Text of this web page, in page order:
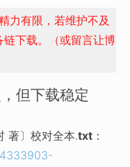
力有限，若维护不及
下载。（或留言让博
但下载稳定
著〕校对全本.txt ：